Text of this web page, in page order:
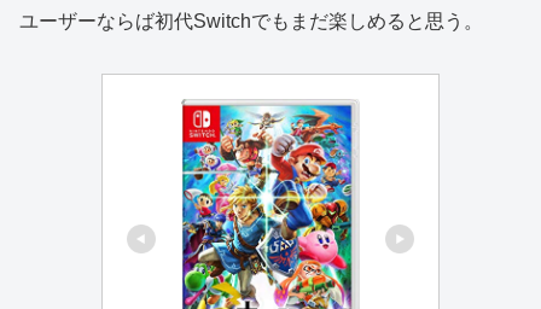
ユーザーならば初代Switchでもまだ楽しめると思う。